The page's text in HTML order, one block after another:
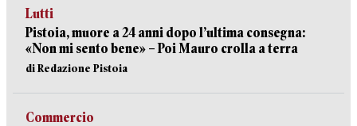
Lutti
Pistoia, muore a 24 anni dopo l’ultima consegna:
«Non mi sento bene» – Poi Mauro crolla a terra
di Redazione Pistoia
Commercio